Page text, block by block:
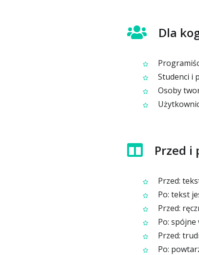
Dla
Studenci i
Osoby
Przed i
Przed:
Po: tekst
Przed:
Po:
Przed:
Po: